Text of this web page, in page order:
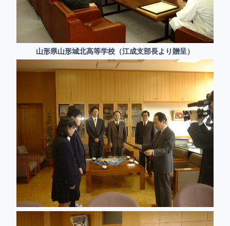
山形県山形城北高等学校（江成支部長より贈呈）